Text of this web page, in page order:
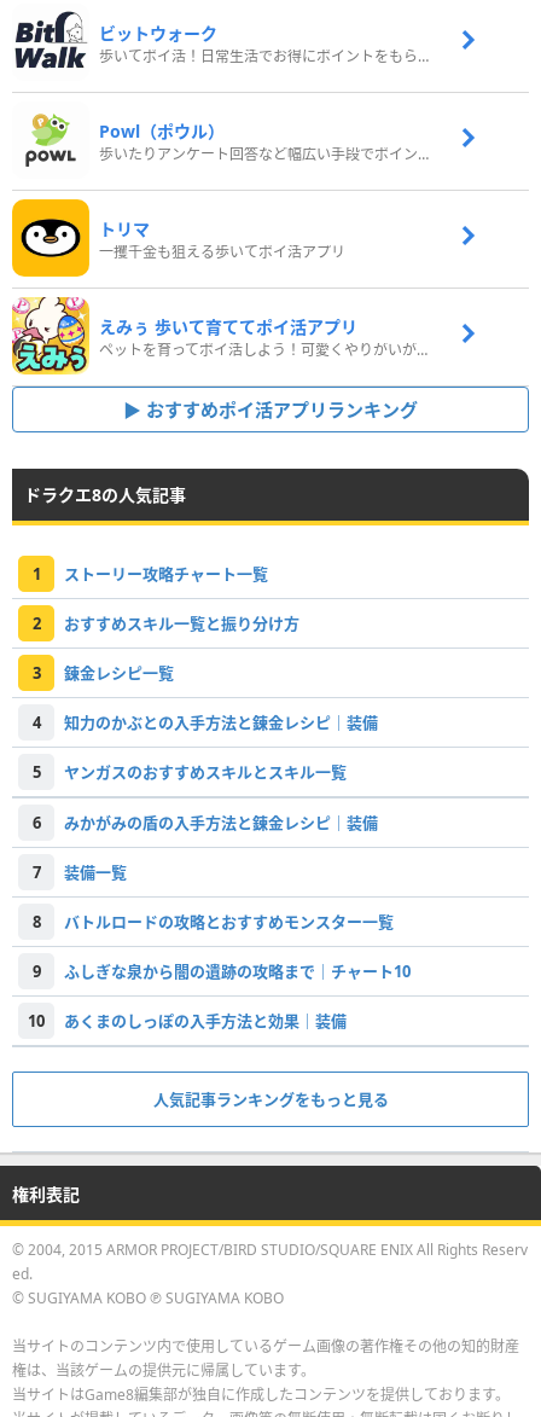
ビットウォーク
歩いてポイ活！日常生活でお得にポイントをもらおう
Powl（ポウル）
歩いたりアンケート回答など幅広い手段でポイントをゲット
トリマ
一攫千金も狙える歩いてポイ活アプリ
えみぅ 歩いて育ててポイ活アプリ
ペットを育ってポイ活しよう！可愛くやりがいがある新感覚アプリ
おすすめポイ活アプリランキング
ドラクエ8の人気記事
1 ストーリー攻略チャート一覧
2 おすすめスキル一覧と振り分け方
3 錬金レシピ一覧
4 知力のかぶとの入手方法と錬金レシピ｜装備
5 ヤンガスのおすすめスキルとスキル一覧
6 みかがみの盾の入手方法と錬金レシピ｜装備
7 装備一覧
8 バトルロードの攻略とおすすめモンスター一覧
9 ふしぎな泉から闇の遺跡の攻略まで｜チャート10
10 あくまのしっぽの入手方法と効果｜装備
人気記事ランキングをもっと見る
権利表記
© 2004, 2015 ARMOR PROJECT/BIRD STUDIO/SQUARE ENIX All Rights Reserv
ed.
© SUGIYAMA KOBO ℗ SUGIYAMA KOBO
当サイトのコンテンツ内で使用しているゲーム画像の著作権その他の知的財産
権は、当該ゲームの提供元に帰属しています。
当サイトはGame8編集部が独自に作成したコンテンツを提供しております。